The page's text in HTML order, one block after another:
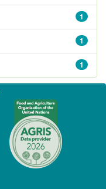
1
1
1